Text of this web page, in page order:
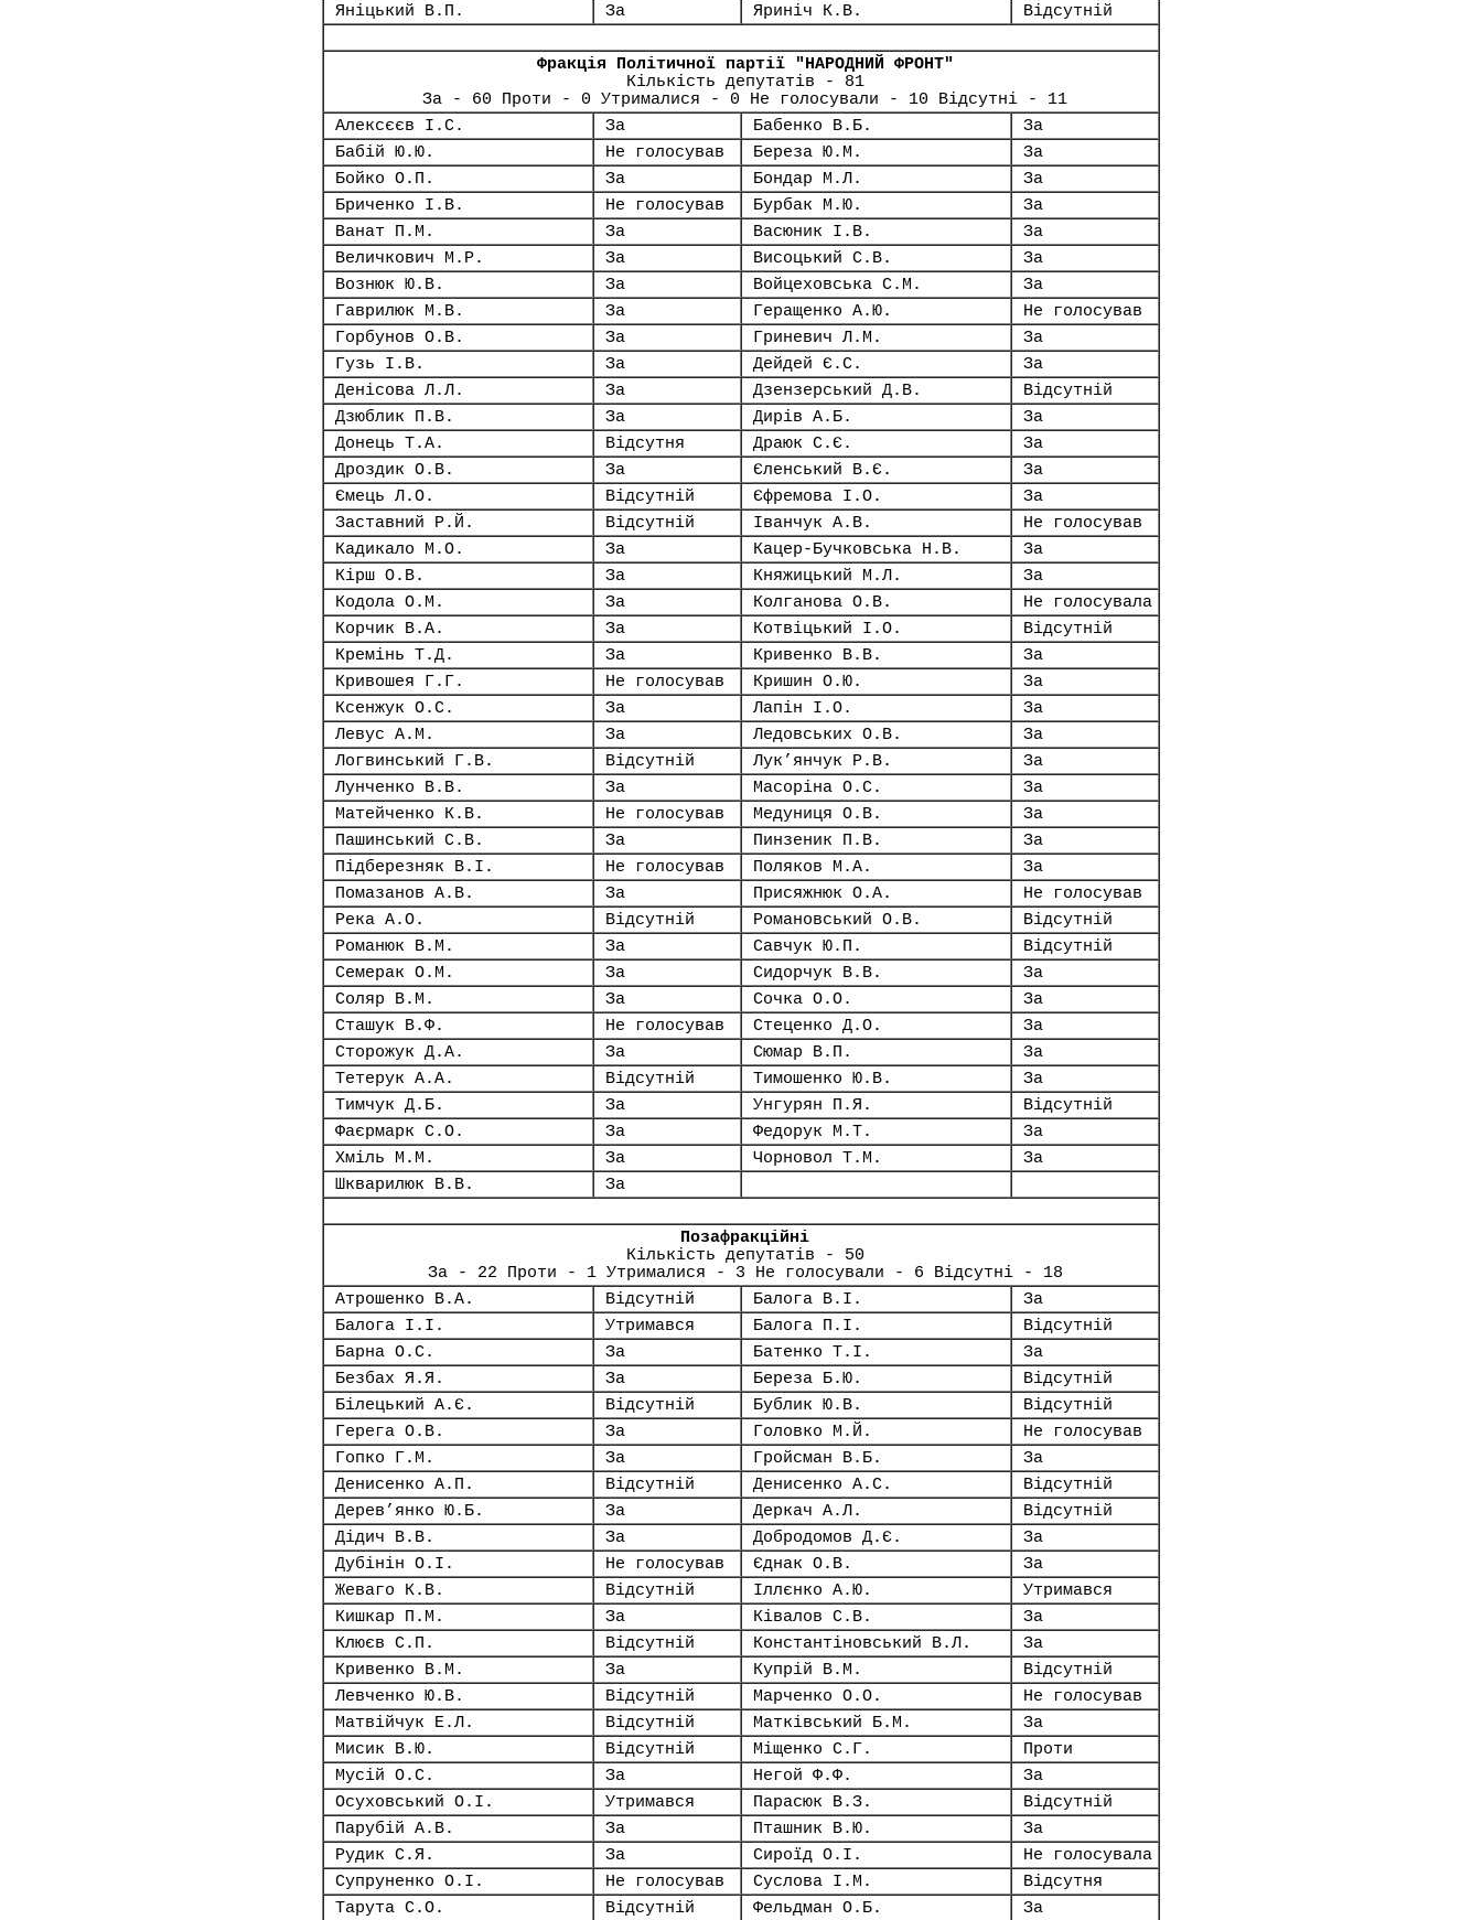
Яніцький В.П.
За Яриніч К.В. Відсутній
Фракція Політичної партії "НАРОДНИЙ ФРОНТ"
Кількість депутатів - 81
За - 60 Проти - 0 Утрималися - 0 Не голосували - 10 Відсутні - 11
Алексєєв І.С.
За Бабенко В.Б.
За
Бабій Ю.Ю.
Не голосував Береза Ю.М.
За
Бойко О.П.
За Бондар М.Л.
За
Бриченко І.В.
Не голосував Бурбак М.Ю.
За
Ванат П.М.
За Васюник І.В.
За
Величкович М.Р.
За Висоцький С.В.
За
Вознюк Ю.В.
За Войцеховська С.М.
За
Гаврилюк М.В.
За Геращенко А.Ю.
Не голосував
Горбунов О.В.
За Гриневич Л.М.
За
Гузь І.В.
За Дейдей Є.С.
За
Денісова Л.Л.
За Дзензерський Д.В.
Відсутній
Дзюблик П.В.
За Дирів А.Б.
За
Донець Т.А.
Відсутня Драюк С.Є.
За
Дроздик О.В.
За Єленський В.Є.
За
Ємець Л.О.
Відсутній Єфремова І.О.
За
Заставний Р.Й.
Відсутній Іванчук А.В.
Не голосував
Кадикало М.О.
За Кацер-Бучковська Н.В.
За
Кірш О.В.
За Княжицький М.Л.
За
Кодола О.М.
За Колганова О.В.
Не голосувала
Корчик В.А.
За Котвіцький І.О.
Відсутній
Кремінь Т.Д.
За Кривенко В.В.
За
Кривошея Г.Г.
Не голосував Кришин О.Ю.
За
Ксенжук О.С.
За Лапін І.О.
За
Левус А.М.
За Ледовських О.В.
За
Логвинський Г.В.
Відсутній Лук’янчук Р.В.
За
Лунченко В.В.
За Масоріна О.С.
За
Матейченко К.В.
Не голосував Медуниця О.В.
За
Пашинський С.В.
За Пинзеник П.В.
За
Підберезняк В.І.
Не голосував Поляков М.А.
За
Помазанов А.В.
За Присяжнюк О.А.
Не голосував
Река А.О.
Відсутній Романовський О.В.
Відсутній
Романюк В.М.
За Савчук Ю.П.
Відсутній
Семерак О.М.
За Сидорчук В.В.
За
Соляр В.М.
За Сочка О.О.
За
Сташук В.Ф.
Не голосував Стеценко Д.О.
За
Сторожук Д.А.
За Сюмар В.П.
За
Тетерук А.А.
Відсутній Тимошенко Ю.В.
За
Тимчук Д.Б.
За Унгурян П.Я.
Відсутній
Фаєрмарк С.О.
За Федорук М.Т.
За
Хміль М.М.
За Чорновол Т.М.
За
Шкварилюк В.В.
За
Позафракційні
Кількість депутатів - 50
За - 22 Проти - 1 Утрималися - 3 Не голосували - 6 Відсутні - 18
Атрошенко В.А.
Відсутній Балога В.І.
За
Балога І.І.
Утримався Балога П.І.
Відсутній
Барна О.С.
За Батенко Т.І.
За
Безбах Я.Я.
За Береза Б.Ю.
Відсутній
Білецький А.Є.
Відсутній Бублик Ю.В.
Відсутній
Герега О.В.
За Головко М.Й.
Не голосував
Гопко Г.М.
За Гройсман В.Б.
За
Денисенко А.П.
Відсутній Денисенко А.С.
Відсутній
Дерев’янко Ю.Б.
За Деркач А.Л.
Відсутній
Дідич В.В.
За Добродомов Д.Є.
За
Дубінін О.І.
Не голосував Єднак О.В.
За
Жеваго К.В.
Відсутній Іллєнко А.Ю.
Утримався
Кишкар П.М.
За Ківалов С.В.
За
Клюєв С.П.
Відсутній Константіновський В.Л.
За
Кривенко В.М.
За Купрій В.М.
Відсутній
Левченко Ю.В.
Відсутній Марченко О.О.
Не голосував
Матвійчук Е.Л.
Відсутній Матківський Б.М.
За
Мисик В.Ю.
Відсутній Міщенко С.Г.
Проти
Мусій О.С.
За Негой Ф.Ф.
За
Осуховський О.І.
Утримався Парасюк В.З.
Відсутній
Парубій А.В.
За Пташник В.Ю.
За
Рудик С.Я.
За Сироїд О.І.
Не голосувала
Супруненко О.І.
Не голосував Суслова І.М.
Відсутня
Тарута С.О.
Відсутній Фельдман О.Б. За